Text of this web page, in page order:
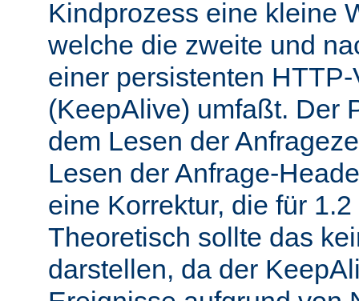
Kindprozess eine kleine
welche die zweite und
einer persistenten
(KeepAlive) umfaßt. Der
dem Lesen der
Lesen der Anfrage-
eine Korrektur, die für
Theoretisch sollte das
darstellen, da der